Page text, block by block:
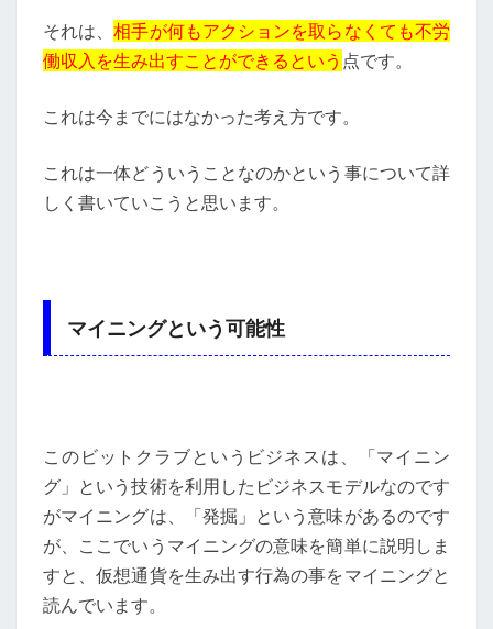
それは、相手が何もアクションを取らなくても不労
働収入を生み出すことができるという 点です。
これは今までにはなかった考え方です。
これは一体どういうことなのかという事について詳
しく書いていこうと思います。
マイニングという可能性
このビットクラブというビジネスは、「マイニン
グ」という技術を利用したビジネスモデルなのです
がマイニングは、「発掘」という意味があるのです
が、ここでいうマイニングの意味を簡単に説明しま
すと、仮想通貨を生み出す行為の事をマイニングと
読んでいます。